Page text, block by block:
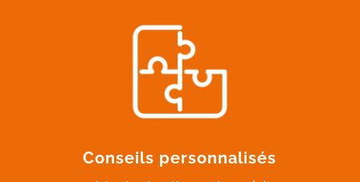
Conseils personnalisés